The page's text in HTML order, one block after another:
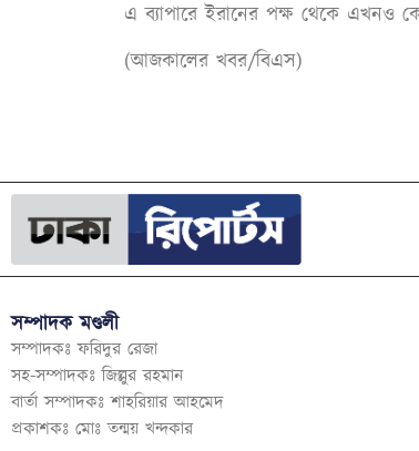
এ ব্যাপারে ইরানের পক্ষ থেকে এখনও
(আজকালের খবর/বিএস)
সম্পাদক মণ্ডলী
সম্পাদকঃ ফরিদুর রেজা
সহ-সম্পাদকঃ জিল্লুর রহমান
বার্তা সম্পাদকঃ শাহরিয়ার আহমেদ
প্রকাশকঃ মোঃ তন্ময় খন্দকার